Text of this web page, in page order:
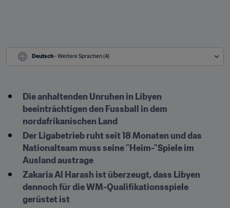
Deutsch - Weitere Sprachen (4)
Die anhaltenden Unruhen in Libyen
beeinträchtigen den Fussball in dem
nordafrikanischen Land
Der Ligabetrieb ruht seit 18 Monaten und das
Nationalteam muss seine "Heim-"Spiele im
Ausland austrage
Zakaria Al Harash ist überzeugt, dass Libyen
dennoch für die WM-Qualifikationsspiele
gerüstet ist